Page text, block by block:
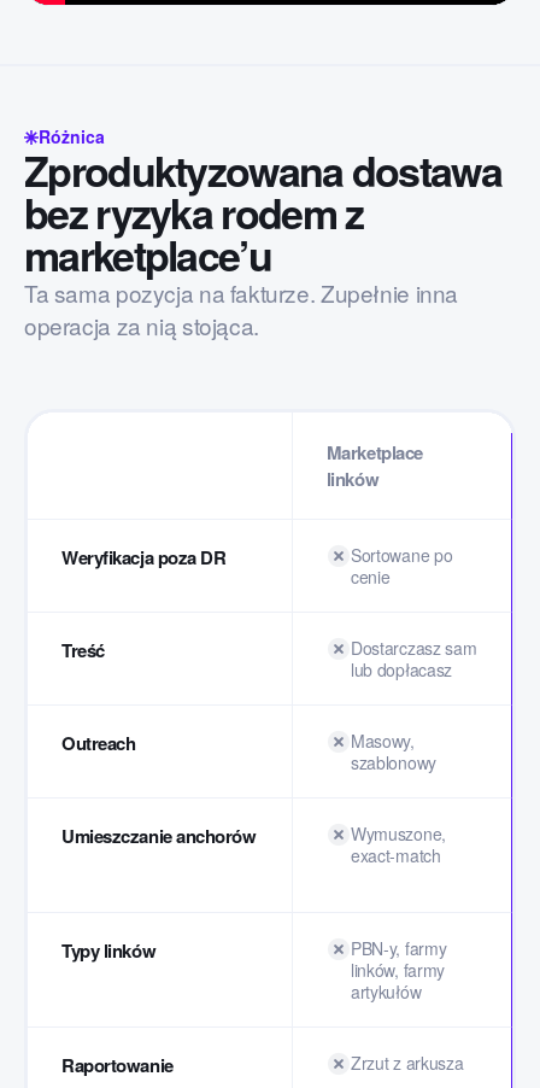
Różnica
Zproduktyzowana dostawa
bez ryzyka rodem z
marketplace’u
Ta sama pozycja na fakturze. Zupełnie inna
operacja za nią stojąca.
Marketplace
linków
Weryfikacja poza DR
Sortowane po
cenie
Treść
Dostarczasz sam
lub dopłacasz
Outreach
Masowy,
szablonowy
Umieszczanie anchorów
Wymuszone,
exact-match
Typy linków
PBN-y, farmy
linków, farmy
artykułów
Raportowanie Zrzut z arkusza